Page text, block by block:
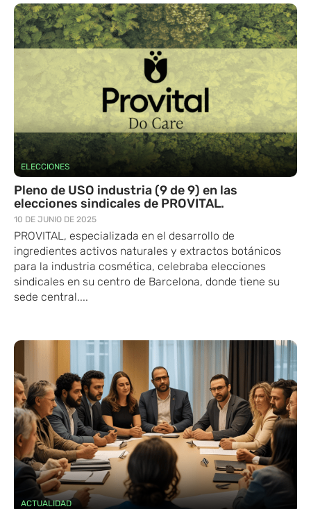
ELECCIONES
Pleno de USO industria (9 de 9) en las
elecciones sindicales de PROVITAL.
10 DE JUNIO DE 2025
PROVITAL, especializada en el desarrollo de
ingredientes activos naturales y extractos botánicos
para la industria cosmética, celebraba elecciones
sindicales en su centro de Barcelona, donde tiene su
sede central....
ACTUALIDAD